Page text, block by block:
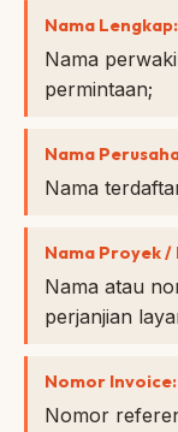
Nama Lengkap:
Nama
permintaan;
Nama
Nama
Nama Proyek /
Nama atau
perjanjian
Nomor Invoice:
Nomor